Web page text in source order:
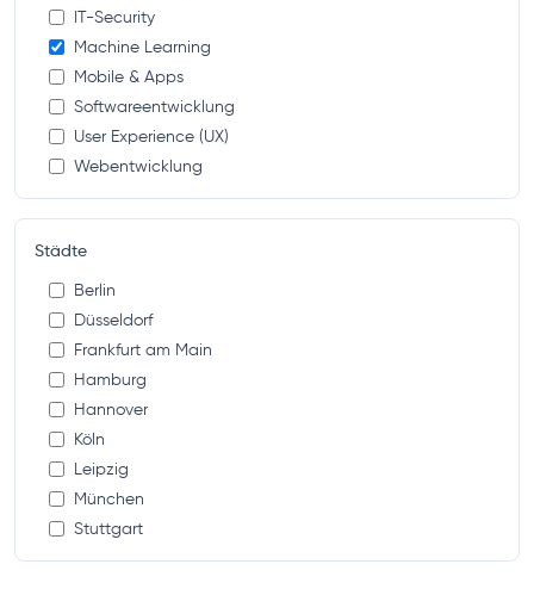
IT-Security
Machine Learning
Mobile & Apps
Softwareentwicklung
User Experience (UX)
Webentwicklung
Städte
Berlin
Düsseldorf
Frankfurt am Main
Hamburg
Hannover
Köln
Leipzig
München
Stuttgart